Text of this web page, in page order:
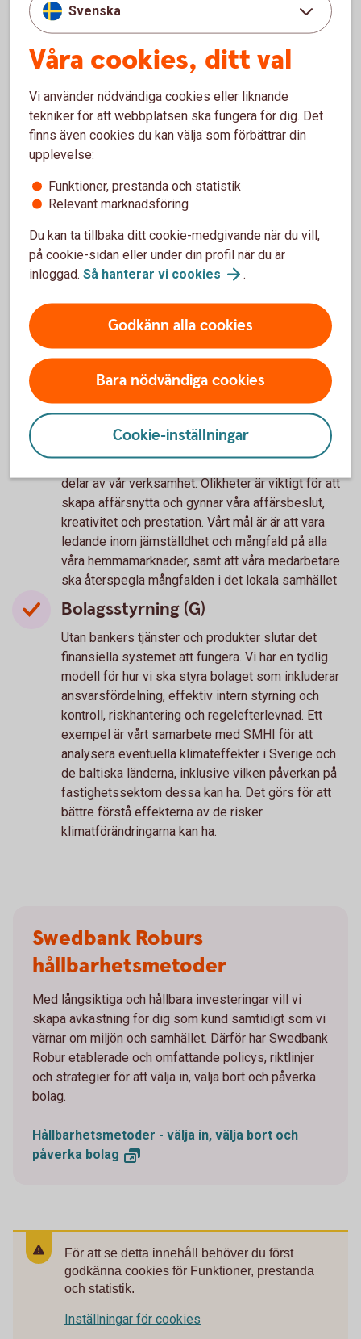
Det handlar bland annat om styrelsens ansvar
och sammansättning, ledning och företagskultur,
ersättning till ledning och anställda.
transparens av skatteregler, samt bekämpning av
korruption och mutor.
Så jobbar vi med ESG
Miljö (E)
påverkar miljön så tittar man på flera aspekter. Vi
har ett stort ansvar när det gäller att hjälpa dig
flytta dina pengar till mer hållbara alternativ, samt
högt ställda klimatmål utifrån investeringar och
utlåning.
Social hållbarhet (S)
För oss är jämställdhet och mångfald självklara
delar av vår verksamhet. Olikheter är viktigt för att
skapa affärsnytta och gynnar våra affärsbeslut,
kreativitet och prestation. Vårt mål är är att vara
ledande inom jämställdhet och mångfald på alla
våra hemmamarknader, samt att våra medarbetare
ska återspegla mångfalden i det lokala samhället
Bolagsstyrning (G)
Utan bankers tjänster och produkter slutar det
finansiella systemet att fungera. Vi har en tydlig
modell för hur vi ska styra bolaget som inkluderar
ansvarsfördelning, effektiv intern styrning och
kontroll, riskhantering och regelefterlevnad. Ett
exempel är vårt samarbete med SMHI för att
analysera eventuella klimateffekter i Sverige och
de baltiska länderna, inklusive vilken påverkan på
fastighetssektorn dessa kan ha. Det görs för att
bättre förstå effekterna av de risker
klimatförändringarna kan ha.
Swedbank Roburs
hållbarhetsmetoder
Med långsiktiga och hållbara investeringar vill vi
skapa avkastning för dig som kund samtidigt som vi
värnar om miljön och samhället. Därför har Swedbank
Robur etablerade och omfattande policys, riktlinjer
och strategier för att välja in, välja bort och påverka
bolag.
Hållbarhetsmetoder - välja in, välja bort och
påverka bolag
För att se detta innehåll behöver du först
godkänna cookies för Funktioner, prestanda
och statistik.
Inställningar för cookies
Svenska
Våra cookies, ditt val
Vi använder nödvändiga cookies eller liknande
tekniker för att webbplatsen ska fungera för dig. Det
finns även cookies du kan välja som förbättrar din
upplevelse:
Funktioner, prestanda och statistik
Relevant marknadsföring
Du kan ta tillbaka ditt cookie-medgivande när du vill,
på cookie-sidan eller under din profil när du är
inloggad. Så hanterar vi cookies .
Godkänn alla cookies
Bara nödvändiga cookies
Cookie-inställningar